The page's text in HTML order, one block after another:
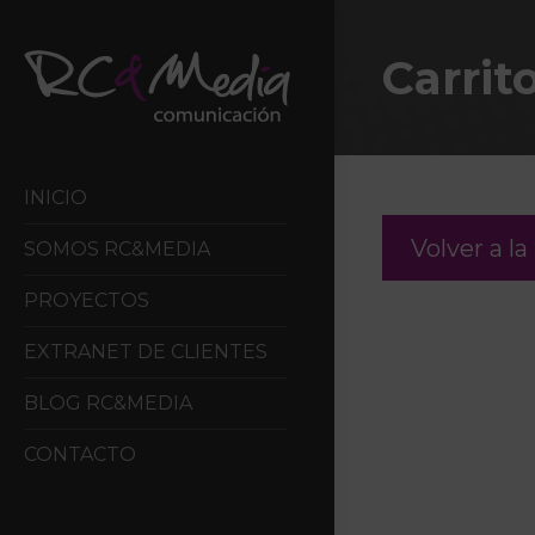
INICIO
SOMOS RC&MEDIA
PROYECTOS
EXTRANET DE CLIENTES
BLOG RC&MEDIA
CONTACTO
Volver a